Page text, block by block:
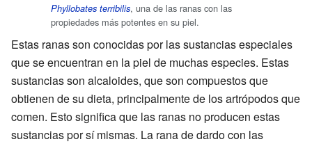
Phyllobates terribilis, una de las ranas con las
propiedades más potentes en su piel.
Estas ranas son conocidas por las sustancias especiales
que se encuentran en la piel de muchas especies. Estas
sustancias son alcaloides, que son compuestos que
obtienen de su dieta, principalmente de los artrópodos que
comen. Esto significa que las ranas no producen estas
sustancias por sí mismas. La rana de dardo con las